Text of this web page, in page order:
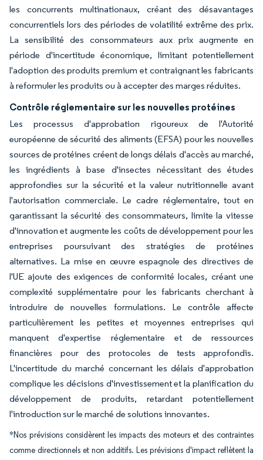
les concurrents multinationaux, créant des désavantages
concurrentiels lors des périodes de volatilité extrême des prix.
La sensibilité des consommateurs aux prix augmente en
période d'incertitude économique, limitant potentiellement
l'adoption des produits premium et contraignant les fabricants
à reformuler les produits ou à accepter des marges réduites.
Contrôle réglementaire sur les nouvelles protéines
Les processus d'approbation rigoureux de l'Autorité
européenne de sécurité des aliments (EFSA) pour les nouvelles
sources de protéines créent de longs délais d'accès au marché,
les ingrédients à base d'insectes nécessitant des études
approfondies sur la sécurité et la valeur nutritionnelle avant
l'autorisation commerciale. Le cadre réglementaire, tout en
garantissant la sécurité des consommateurs, limite la vitesse
d'innovation et augmente les coûts de développement pour les
entreprises poursuivant des stratégies de protéines
alternatives. La mise en œuvre espagnole des directives de
l'UE ajoute des exigences de conformité locales, créant une
complexité supplémentaire pour les fabricants cherchant à
introduire de nouvelles formulations. Le contrôle affecte
particulièrement les petites et moyennes entreprises qui
manquent d'expertise réglementaire et de ressources
financières pour des protocoles de tests approfondis.
L'incertitude du marché concernant les délais d'approbation
complique les décisions d'investissement et la planification du
développement de produits, retardant potentiellement
l'introduction sur le marché de solutions innovantes.
*Nos prévisions considèrent les impacts des moteurs et des contraintes
comme directionnels et non additifs. Les prévisions d'impact reflètent la